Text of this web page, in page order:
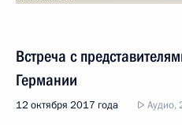
Встреча с
Германии
12 октября 2017 года Аудио,